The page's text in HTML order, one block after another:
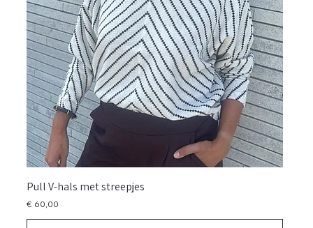
Pull V-hals met streepjes
Prijs
€ 60,00